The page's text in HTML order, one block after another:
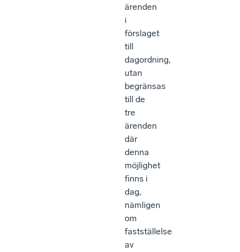
ärenden
i
förslaget
till
dagordning,
utan
begränsas
till de
tre
ärenden
där
denna
möjlighet
finns i
dag,
nämligen
om
fastställelse
av